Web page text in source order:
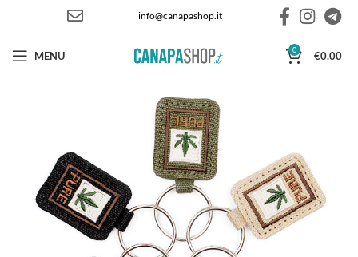
info@canapashop.it
MENU 0 €0.00